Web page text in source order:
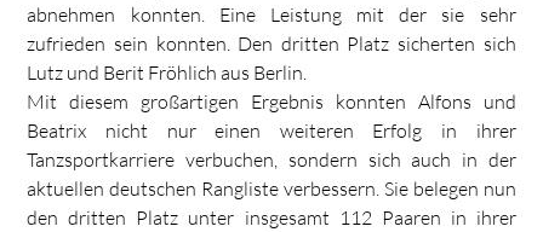
abnehmen konnten. Eine Leistung mit der sie sehr
zufrieden sein konnten. Den dritten Platz sicherten sich
Lutz und Berit Fröhlich aus Berlin.
Mit diesem großartigen Ergebnis konnten Alfons und
Beatrix nicht nur einen weiteren Erfolg in ihrer
Tanzsportkarriere verbuchen, sondern sich auch in der
aktuellen deutschen Rangliste verbessern. Sie belegen nun
den dritten Platz unter insgesamt 112 Paaren in ihrer